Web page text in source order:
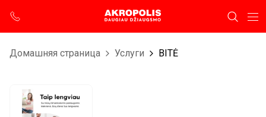
Домашняя страница Услуги BITĖ